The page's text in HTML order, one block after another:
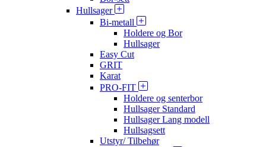
Hullsager
Bi-metall
Holdere og Bor
Hullsager
Easy Cut
GRIT
Karat
PRO-FIT
Holdere og senterbor
Hullsager Standard
Hullsager Lang modell
Hullsagsett
Utstyr/ Tilbehør